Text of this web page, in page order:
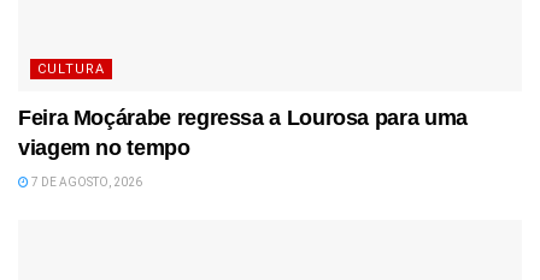
CULTURA
Feira Moçárabe regressa a Lourosa para uma
viagem no tempo
7 DE AGOSTO, 2026